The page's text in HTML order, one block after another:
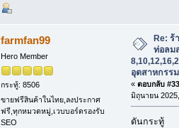
farmfan99
Hero Member
กระทู้: 8506
ขายฟรีสินค้าในไทย,ลงประกาศ
ฟรี,ทุกหมวดหมู่,เวบบอร์ดรองรับ
SEO
Re: ร้
ท่อลม
อุตสาหกรร
« ตอบกลับ
มิถุนายน
ดันกระทู้